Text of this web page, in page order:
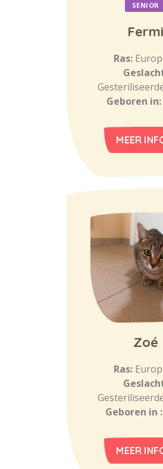
SENIOR
Fermi
Ras:
Geboren in:
MEER
Zoé
Ras:
Geboren in :
MEER